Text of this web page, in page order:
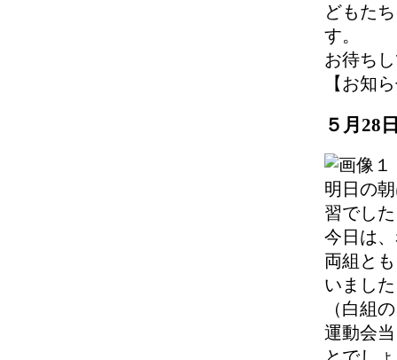
どもた
す。
お待ち
【お知
５月28
明日の
習でし
今日は
両組と
いまし
（白組
運動会